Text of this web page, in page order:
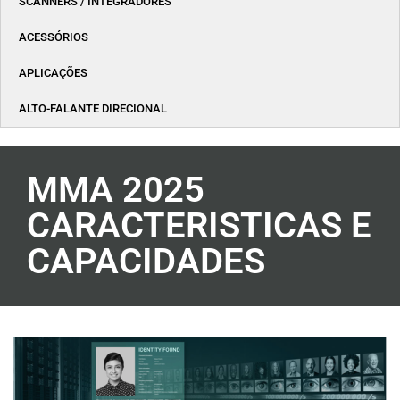
ACESSÓRIOS
APLICAÇÕES
ALTO-FALANTE DIRECIONAL
MMA 2025
CARACTERISTICAS E
CAPACIDADES